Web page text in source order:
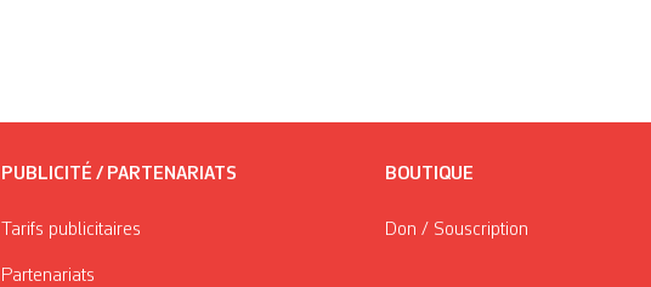
PUBLICITÉ / PARTENARIATS
Tarifs publicitaires
Partenariats
BOUTIQUE
Don / Souscription